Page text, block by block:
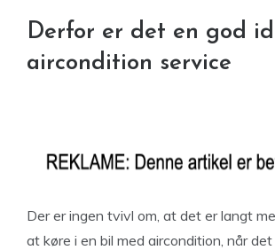
Derfor er det en god
aircondition service
Der er ingen tvivl om, at det er langt
at køre i en bil med aircondition, når